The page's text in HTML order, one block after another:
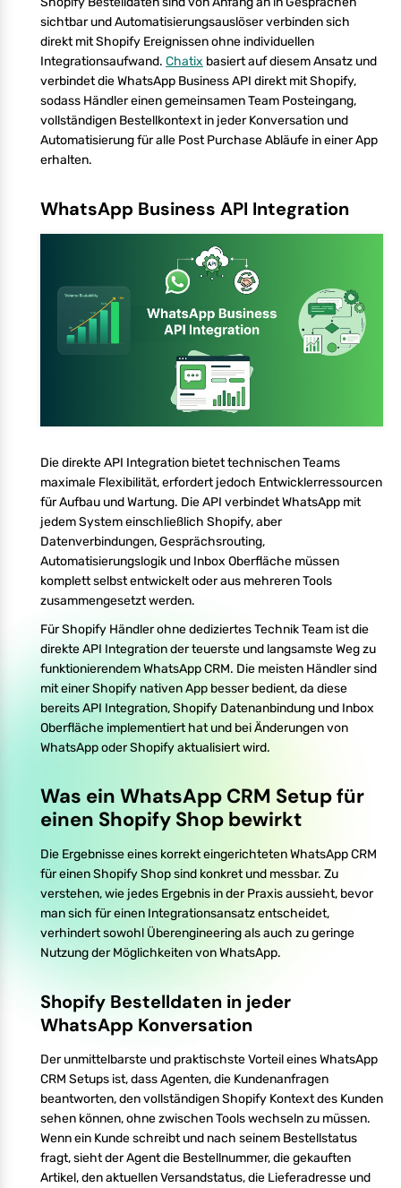
sichtbar und Automatisierungsauslöser verbinden sich
direkt mit Shopify Ereignissen ohne individuellen
Integrationsaufwand. Chatix basiert auf diesem Ansatz und
verbindet die WhatsApp Business API direkt mit Shopify,
sodass Händler einen gemeinsamen Team Posteingang,
vollständigen Bestellkontext in jeder Konversation und
Automatisierung für alle Post Purchase Abläufe in einer App
erhalten.
WhatsApp Business API Integration
Die direkte API Integration bietet technischen Teams
maximale Flexibilität, erfordert jedoch Entwicklerressourcen
für Aufbau und Wartung. Die API verbindet WhatsApp mit
jedem System einschließlich Shopify, aber
Datenverbindungen, Gesprächsrouting,
Automatisierungslogik und Inbox Oberfläche müssen
komplett selbst entwickelt oder aus mehreren Tools
zusammengesetzt werden.
Für Shopify Händler ohne dediziertes Technik Team ist die
direkte API Integration der teuerste und langsamste Weg zu
funktionierendem WhatsApp CRM. Die meisten Händler sind
mit einer Shopify nativen App besser bedient, da diese
bereits API Integration, Shopify Datenanbindung und Inbox
Oberfläche implementiert hat und bei Änderungen von
WhatsApp oder Shopify aktualisiert wird.
Was ein WhatsApp CRM Setup für
einen Shopify Shop bewirkt
Die Ergebnisse eines korrekt eingerichteten WhatsApp CRM
für einen Shopify Shop sind konkret und messbar. Zu
verstehen, wie jedes Ergebnis in der Praxis aussieht, bevor
man sich für einen Integrationsansatz entscheidet,
verhindert sowohl Überengineering als auch zu geringe
Nutzung der Möglichkeiten von WhatsApp.
Shopify Bestelldaten in jeder
WhatsApp Konversation
Der unmittelbarste und praktischste Vorteil eines WhatsApp
CRM Setups ist, dass Agenten, die Kundenanfragen
beantworten, den vollständigen Shopify Kontext des Kunden
sehen können, ohne zwischen Tools wechseln zu müssen.
Wenn ein Kunde schreibt und nach seinem Bestellstatus
fragt, sieht der Agent die Bestellnummer, die gekauften
Artikel, den aktuellen Versandstatus, die Lieferadresse und